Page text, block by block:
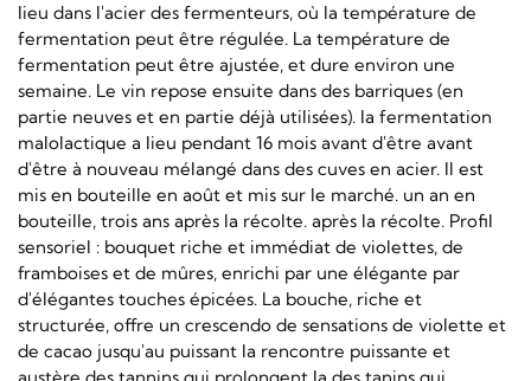
lieu dans l'acier des fermenteurs, où la température de
fermentation peut être régulée. La température de
fermentation peut être ajustée, et dure environ une
semaine. Le vin repose ensuite dans des barriques (en
partie neuves et en partie déjà utilisées). la fermentation
malolactique a lieu pendant 16 mois avant d'être avant
d'être à nouveau mélangé dans des cuves en acier. Il est
mis en bouteille en août et mis sur le marché. un an en
bouteille, trois ans après la récolte. après la récolte. Profil
sensoriel : bouquet riche et immédiat de violettes, de
framboises et de mûres, enrichi par une élégante par
d'élégantes touches épicées. La bouche, riche et
structurée, offre un crescendo de sensations de violette et
de cacao jusqu'au puissant la rencontre puissante et